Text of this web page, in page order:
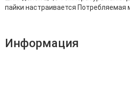
пайки настраивается Потребляемая
Информация